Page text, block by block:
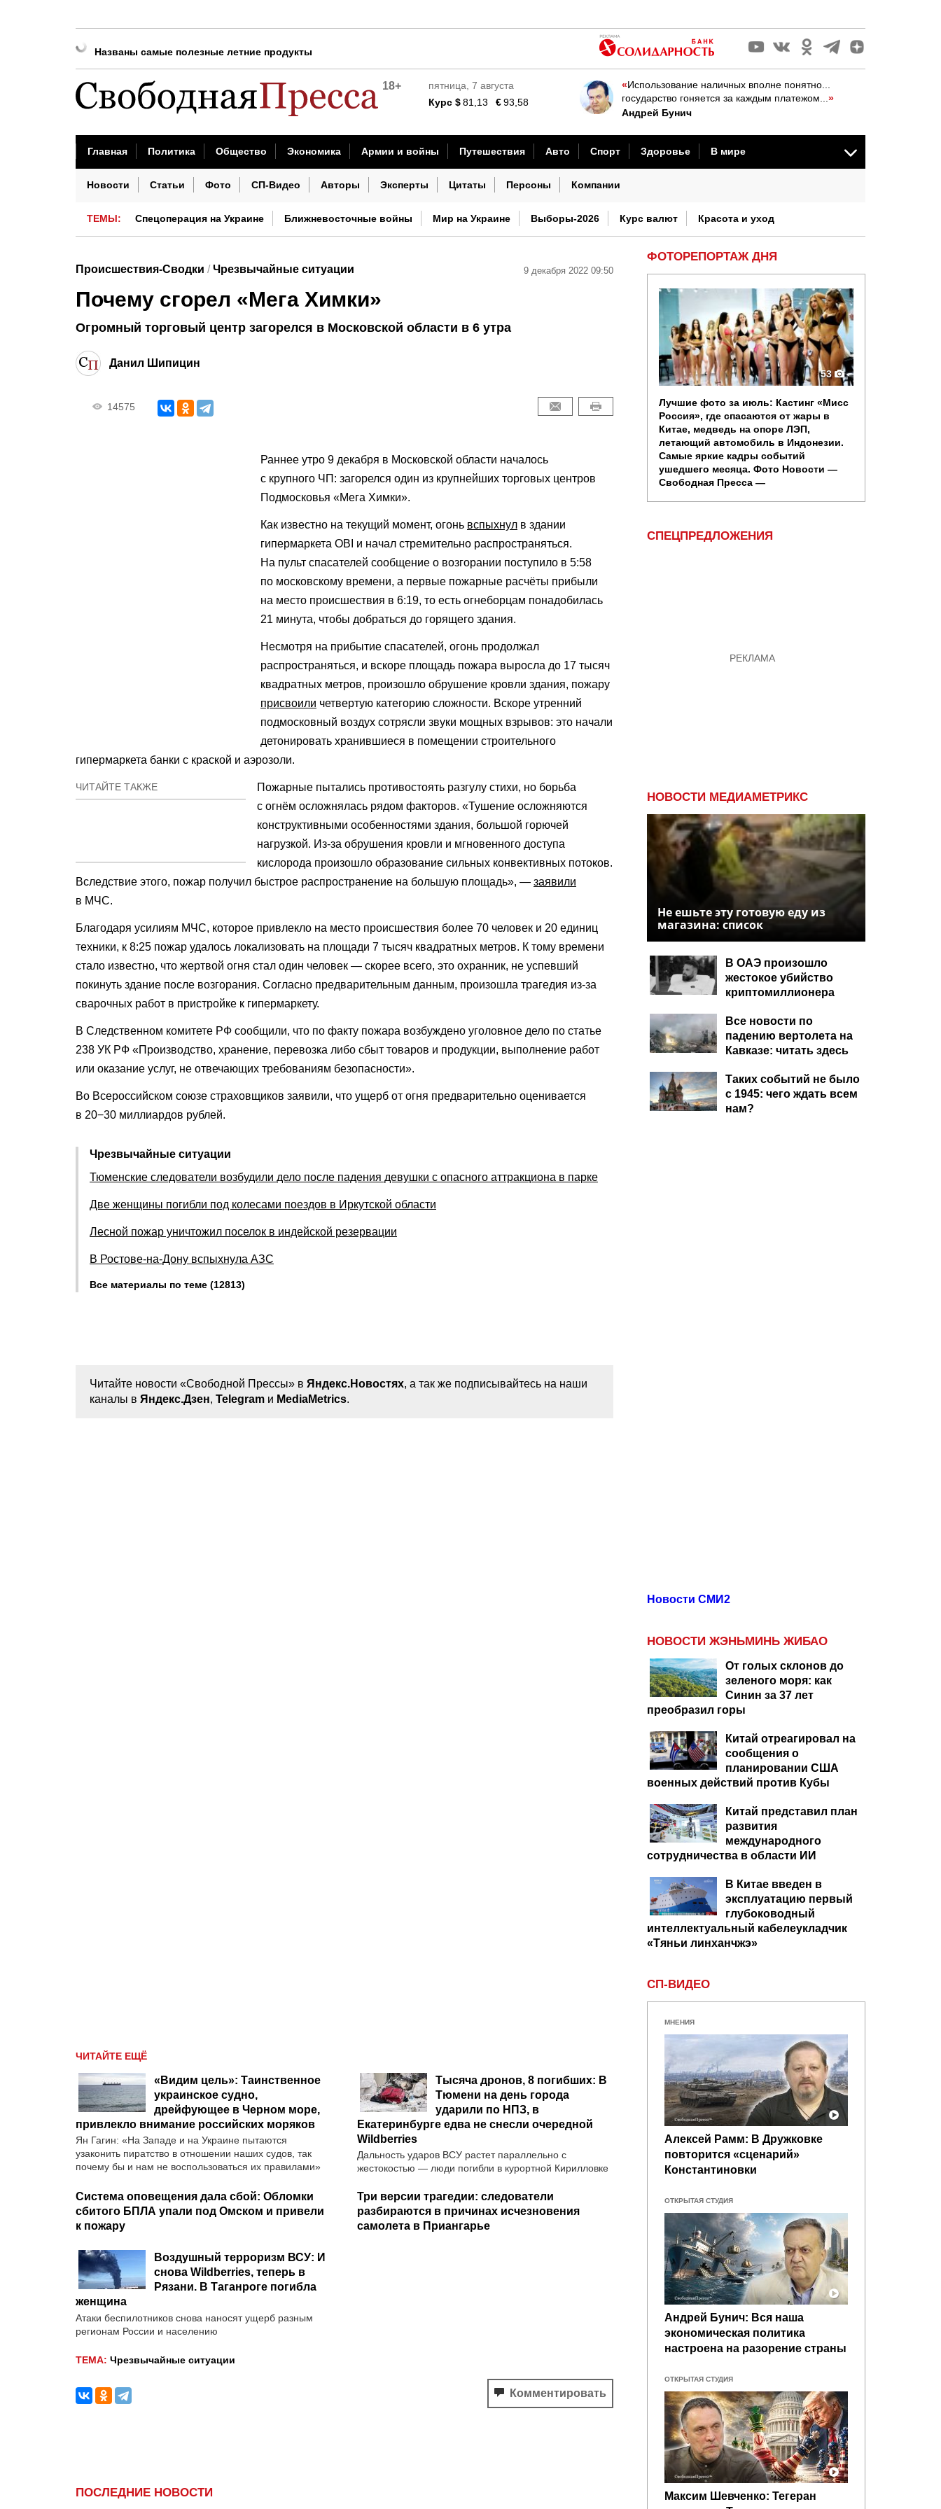
Евросоюз попросил Турцию исключить российский газ из новых поставок
Эксперт оценил реакцию курса доллара на неординарное решение Минфина нарастить покупки валюты и золота
Gemini научился находить скрытые сбои в смартфонах Android
Скандал на Тайване: КНР обвинила ДПП в подавлении оппозиции
18+
пятница, 7 августа
Курс $81,13 €93,58
«Использование наличных вполне понятно...
государство гоняется за каждым платежом... »
Андрей Бунич
Главная Политика Общество Экономика Армии и войны Путешествия Авто Спорт Здоровье В мире
Бизнес сегодня Недвижимость Происшествия Наука и технологии Культура Погода История
Новости Статьи Фото СП-Видео Авторы Эксперты Цитаты Персоны Компании
ТЕМЫ: Спецоперация на Украине Ближневосточные войны Мир на Украине Выборы-2026 Курс валют Красота и уход
Происшествия-Сводки /Чрезвычайные ситуации 9 декабря 2022 09:50
Почему сгорел «Мега Химки»
Огромный торговый центр загорелся в Московской области в 6 утра
Данил Шипицин
14575
Раннее утро 9 декабря в Московской области началось
с крупного ЧП: загорелся один из крупнейших торговых центров
Подмосковья «Мега Химки».
Как известно на текущий момент, огонь вспыхнул в здании
гипермаркета OBI и начал стремительно распространяться.
На пульт спасателей сообщение о возгорании поступило в 5:58
по московскому времени, а первые пожарные расчёты прибыли
на место происшествия в 6:19, то есть огнеборцам понадобилась
21 минута, чтобы добраться до горящего здания.
Несмотря на прибытие спасателей, огонь продолжал
распространяться, и вскоре площадь пожара выросла до 17 тысяч
квадратных метров, произошло обрушение кровли здания, пожару
присвоили четвертую категорию сложности. Вскоре утренний
подмосковный воздух сотрясли звуки мощных взрывов: это начали
детонировать хранившиеся в помещении строительного
гипермаркета банки с краской и аэрозоли.
ЧИТАЙТЕ ТАКЖЕ
Пожарные пытались противостоять разгулу стихи, но борьба
с огнём осложнялась рядом факторов. «Тушение осложняются
конструктивными особенностями здания, большой горючей
нагрузкой. Из-за обрушения кровли и мгновенного доступа
кислорода произошло образование сильных конвективных потоков.
Вследствие этого, пожар получил быстрое распространение на большую площадь», — заявили
в МЧС.
Благодаря усилиям МЧС, которое привлекло на место происшествия более 70 человек и 20 единиц
техники, к 8:25 пожар удалось локализовать на площади 7 тысяч квадратных метров. К тому времени
стало известно, что жертвой огня стал один человек — скорее всего, это охранник, не успевший
покинуть здание после возгорания. Согласно предварительным данным, произошла трагедия из-за
сварочных работ в пристройке к гипермаркету.
В Следственном комитете РФ сообщили, что по факту пожара возбуждено уголовное дело по статье
238 УК РФ «Производство, хранение, перевозка либо сбыт товаров и продукции, выполнение работ
или оказание услуг, не отвечающих требованиям безопасности».
Во Всероссийском союзе страховщиков заявили, что ущерб от огня предварительно оценивается
в 20−30 миллиардов рублей.
Чрезвычайные ситуации
Тюменские следователи возбудили дело после падения девушки с опасного аттракциона в парке
Две женщины погибли под колесами поездов в Иркутской области
Лесной пожар уничтожил поселок в индейской резервации
В Ростове-на-Дону вспыхнула АЗС
Все материалы по теме (12813)
Читайте новости «Свободной Прессы» в Яндекс.Новостях, а так же подписывайтесь на наши
каналы в Яндекс.Дзен, Telegram и MediaMetrics.
ЧИТАЙТЕ ЕЩЁ
«Видим цель»: Таинственное
украинское судно,
дрейфующее в Черном море,
привлекло внимание российских моряков
Ян Гагин: «На Западе и на Украине пытаются
узаконить пиратство в отношении наших судов, так
почему бы и нам не воспользоваться их правилами»
Тысяча дронов, 8 погибших: В
Тюмени на день города
ударили по НПЗ, в
Екатеринбурге едва не снесли очередной
Wildberries
Дальность ударов ВСУ растет параллельно с
жестокостью — люди погибли в курортной Кирилловке
Система оповещения дала сбой: Обломки
сбитого БПЛА упали под Омском и привели
к пожару
Три версии трагедии: следователи
разбираются в причинах исчезновения
самолета в Приангарье
Воздушный терроризм ВСУ: И
снова Wildberries, теперь в
Рязани. В Таганроге погибла
женщина
Атаки беспилотников снова наносят ущерб разным
регионам России и населению
ТЕМА: Чрезвычайные ситуации
Комментировать
ПОСЛЕДНИЕ НОВОСТИ
ФОТОРЕПОРТАЖ ДНЯ
53
Лучшие фото за июль: Кастинг «Мисс
Россия», где спасаются от жары в
Китае, медведь на опоре ЛЭП,
летающий автомобиль в Индонезии.
Самые яркие кадры событий
ушедшего месяца. Фото Новости —
Свободная Пресса —
СПЕЦПРЕДЛОЖЕНИЯ
НОВОСТИ МЕДИАМЕТРИКС
Не ешьте эту готовую еду из
магазина: список
В ОАЭ произошло
жестокое убийство
криптомиллионера
Все новости по
падению вертолета на
Кавказе: читать здесь
Таких событий не было
с 1945: чего ждать всем
нам?
Новости СМИ2
НОВОСТИ ЖЭНЬМИНЬ ЖИБАО
От голых склонов до
зеленого моря: как
Синин за 37 лет
преобразил горы
Китай отреагировал на
сообщения о
планировании США
военных действий против Кубы
Китай представил план
развития
международного
сотрудничества в области ИИ
В Китае введен в
эксплуатацию первый
глубоководный
интеллектуальный кабелеукладчик
«Тяньи линханчжэ»
СП-ВИДЕО
МНЕНИЯ
Алексей Рамм: В Дружковке
повторится «сценарий»
Константиновки
ОТКРЫТАЯ СТУДИЯ
Андрей Бунич: Вся наша
экономическая политика
настроена на разорение страны
ОТКРЫТАЯ СТУДИЯ
Максим Шевченко: Тегеран